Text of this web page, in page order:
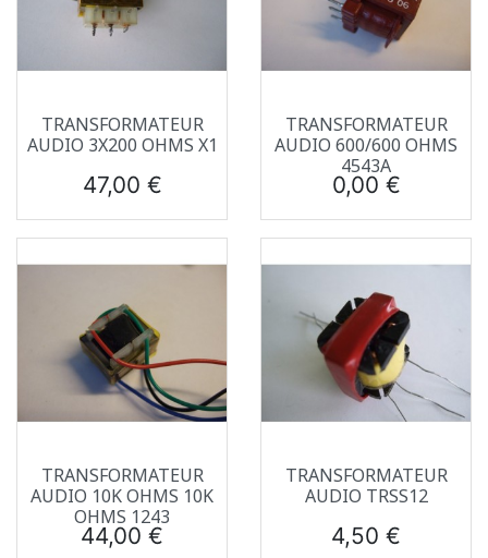
TRANSFORMATEUR
AUDIO 3X200 OHMS X1
Prix
47,00 €
TRANSFORMATEUR
AUDIO 600/600 OHMS
4543A
Prix
0,00 €
TRANSFORMATEUR
AUDIO 10K OHMS 10K
OHMS 1243
Prix
44,00 €
TRANSFORMATEUR
AUDIO TRSS12
Prix
4,50 €